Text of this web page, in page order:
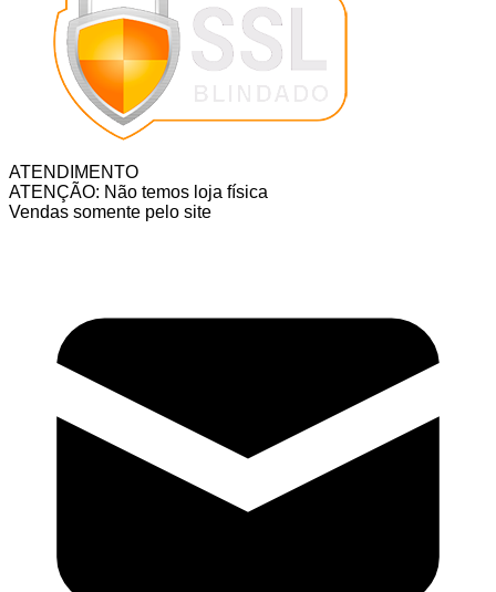
ATENDIMENTO
ATENÇÃO: Não temos loja física
Vendas somente pelo site